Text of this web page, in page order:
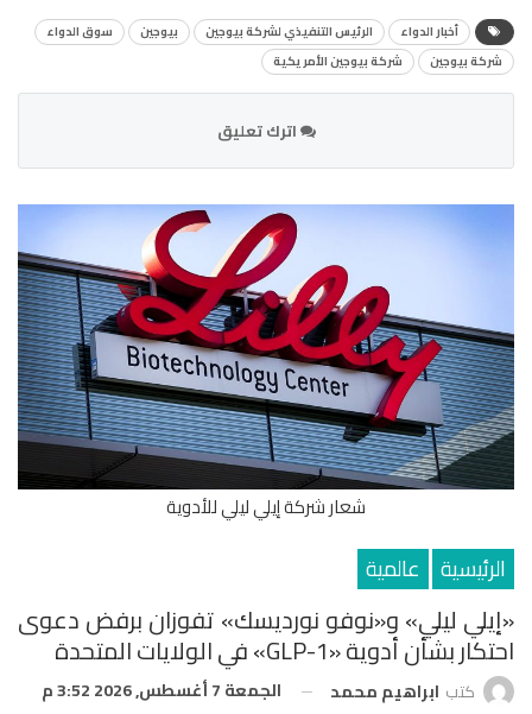
أخبار الدواء الرئيس التنفيذي لشركة بيوجين بيوجين
سوق الدواء
شركة بيوجين
شركة بيوجين الأمريكية
اترك تعليق
شعار شركة إيلي ليلي للأدوية
الرئيسية عالمية
«إيلي ليلي» و«نوفو نورديسك» تفوزان برفض دعوى
احتكار بشأن أدوية «GLP-1» في الولايات المتحدة
كتب ابراهيم محمد الجمعة 7 أغسطس, 2026 3:52 م